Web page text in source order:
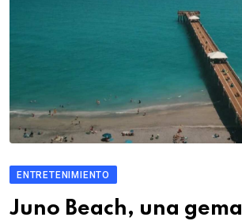
ENTRETENIMIENTO
Juno Beach, una gema